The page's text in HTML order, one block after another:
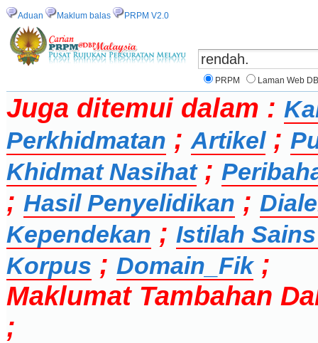
Aduan Maklum balas PRPM V2.0
PRPM Laman Web
Juga ditemui dalam :
Perkhidmatan ; Artikel;
Khidmat Nasihat;
; Hasil Penyelidikan ;
Kependekan ; Istilah
Korpus ; Domain_Fik;
Maklumat Tambahan
;